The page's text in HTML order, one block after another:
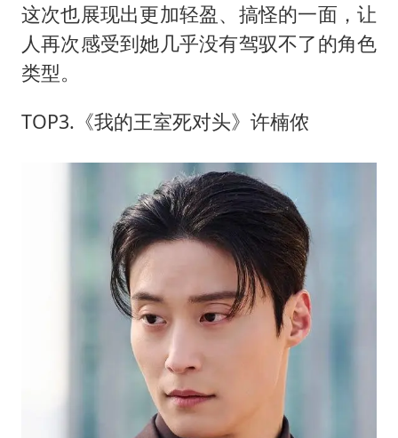
这次也展现出更加轻盈、搞怪的一面，让
人再次感受到她几乎没有驾驭不了的角色
类型。
TOP3.《我的王室死对头》许楠侬